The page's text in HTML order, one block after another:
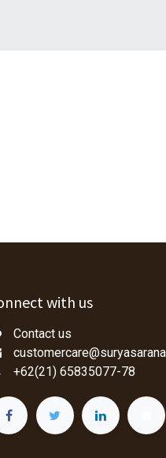
with us
Contact us
+62(21) 65835077-78